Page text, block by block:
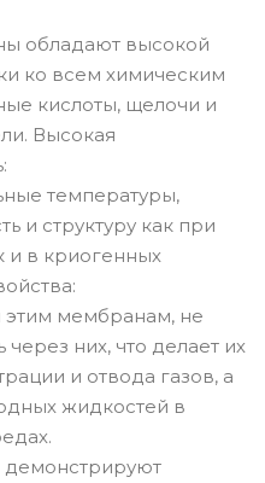
обладают высокой
ко всем химическим
кислоты, щелочи и
Высокая
температуры,
и структуру как при
и в криогенных
этим мембранам, не
них, что делает их
и отвода газов, а
жидкостей в